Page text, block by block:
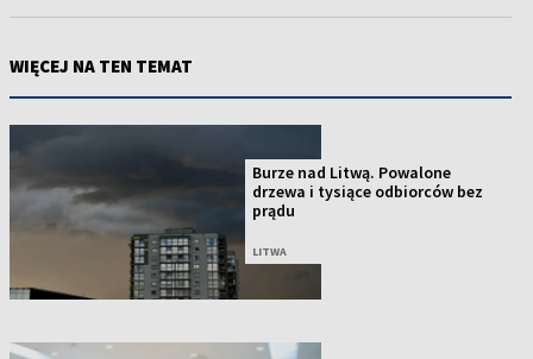
WIĘCEJ NA TEN TEMAT
Burze nad Litwą. Powalone
drzewa i tysiące odbiorców bez
prądu
LITWA